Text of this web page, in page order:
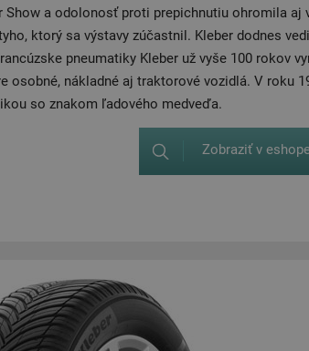
Show a odolonosť proti prepichnutiu ohromila aj
ktorý sa výstavy zúčastnil. Kleber dodnes
pneumatiky Kleber už vyše 100 rokov
osobné, nákladné aj traktorové vozidlá. V roku
so znakom ľadového medveďa.
Zobraziť v